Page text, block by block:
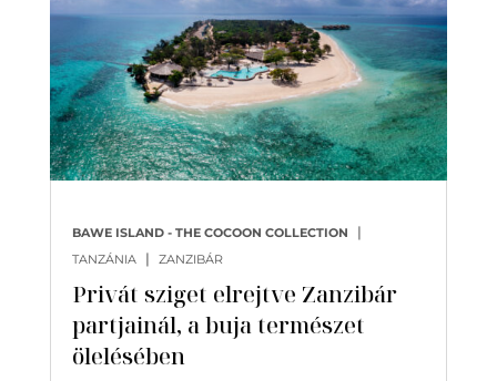
Privát sziget elrejtve Zanzibár
partjainál, a buja természet
ölelésében
BAWE ISLAND - THE COCOON COLLECTION |
TANZÁNIA | ZANZIBÁR